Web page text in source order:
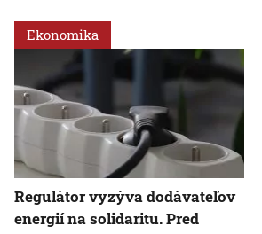
Ekonomika
Regulátor vyzýva dodávateľov
energií na solidaritu. Pred